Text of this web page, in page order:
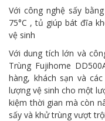
Với công nghệ sấy
75°C , tủ giúp bát đĩa
vệ sinh
Với dung tích lớn và
Trùng Fujihome
hàng, khách sạn và
lượng vệ sinh cho một
kiệm thời gian mà còn
sấy và khử trùng vượt